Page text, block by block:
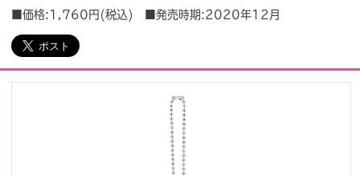
プレスリリース
ビジネスのお客様
■価格:1,760円(税込) ■発売時期:2020年12月